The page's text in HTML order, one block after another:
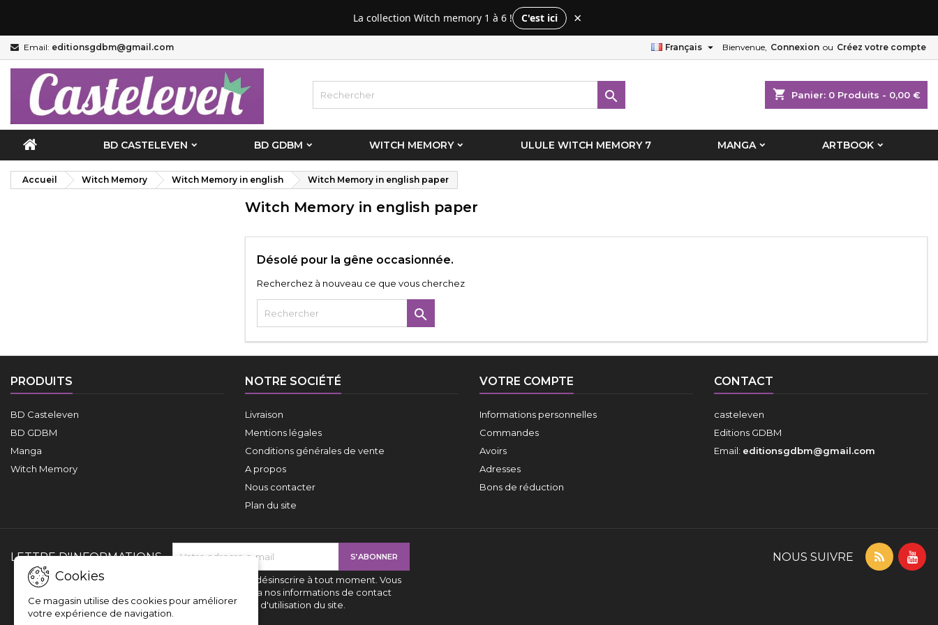
La collection Witch memory 1 à 6 ! C'est ici ×
Email: editionsgdbm@gmail.com Bienvenue, Connexion ou Créez votre compte
Français 
shopping_cart Panier: 0 Produits - 0,00 €

BD CASTELEVEN BD GDBM WITCH MEMORY ULULE WITCH MEMORY 7 MANGA ARTBOOK
Accueil Witch Memory Witch Memory in english Witch Memory in english paper
Witch Memory in english paper
Désolé pour la gêne occasionnée.
Recherchez à nouveau ce que vous cherchez

PRODUITS
BD Casteleven
BD GDBM
Manga
Witch Memory
NOTRE SOCIÉTÉ
Livraison
Mentions légales
Conditions générales de vente
A propos
Nous contacter
Plan du site
VOTRE COMPTE
Informations personnelles
Commandes
Avoirs
Adresses
Bons de réduction
CONTACT
casteleven
Editions GDBM
Email: editionsgdbm@gmail.com
Mes listes d'envies ×
((modalTitle)) ×
Créer une liste d'envies ×
Nom de la liste d'envies
Connexion ×
d'envies.
Cookies
Ce magasin utilise des cookies pour améliorer
votre expérience de navigation.
LETTRE D'INFORMATIONS
Vous pouvez vous désinscrire à tout moment. Vous
trouverez pour cela nos informations de contact
dans les conditions d'utilisation du site.
NOUS SUIVRE